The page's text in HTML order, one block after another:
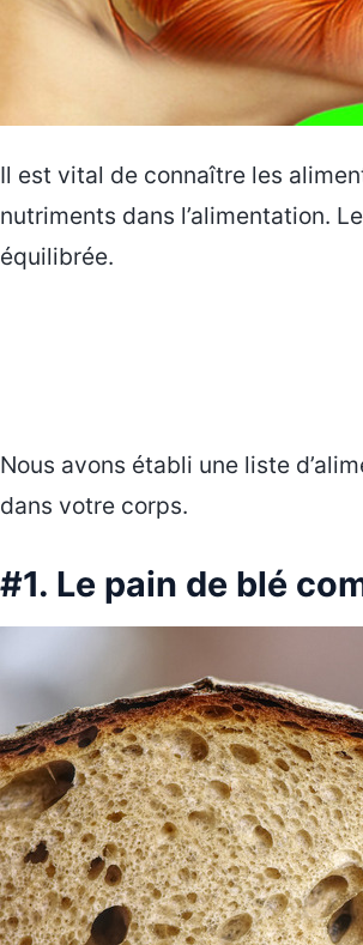
Il est vital de connaître les
nutriments dans l’alimentation.
équilibrée.
Nous avons établi une liste
dans votre corps.
#1. Le pain de blé